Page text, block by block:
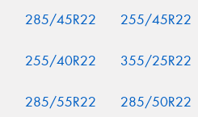
285/45R22 255/45R22
255/40R22 355/25R22
285/55R22 285/50R22